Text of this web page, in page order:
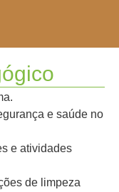
e saúde no
e atividades
de limpeza